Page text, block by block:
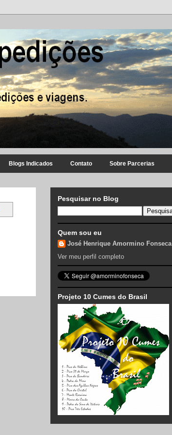
Blogs Indicados Contato Sobre Parcerias
Pesquisar no Blog
Quem sou eu
José Henrique Amormino Fonseca
Ver meu perfil completo
Projeto 10 Cumes do Brasil